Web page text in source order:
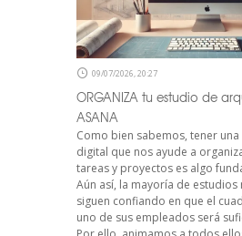
09/07/2026, 20:27
ORGANIZA tu estudio de
ASANA
Como bien sabemos, tener
digital que nos ayude a
tareas y proyectos es algo
Aún así, la mayoría de estudios
siguen confiando en que el
uno de sus empleados será